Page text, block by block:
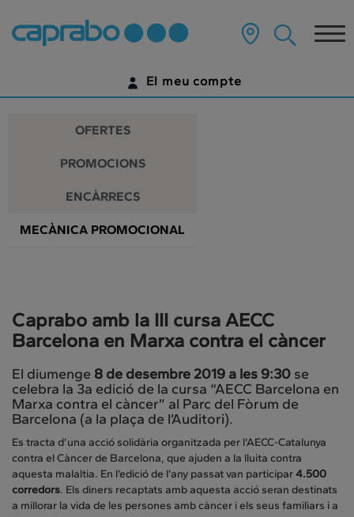
Promocions
descomptes
als
nostres
supermercats
contingut
pàgina
El meu compte
ENCARA NO TENS UN COMPTE DIGITAL?
OFERTES
PROMOCIONS
ENCÀRRECS
MECÀNICA PROMOCIONAL
Caprabo amb la III cursa AECC
Barcelona en Marxa contra el càncer
El diumenge 8 de desembre 2019 a les 9:30 se
celebra la 3a edició de la cursa “AECC Barcelona en
Marxa contra el càncer” al Parc del Fòrum de
Barcelona (a la plaça de l’Auditori).
Es tracta d’una acció solidària organitzada per l'AECC-Catalunya
contra el Càncer de Barcelona, que ajuden a la lluita contra
aquesta malaltia. En l’edició de l’any passat van participar4.500
corredors. Els diners recaptats amb aquesta acció seran destinats
a millorar la vida de les persones amb càncer i els seus familiars i a